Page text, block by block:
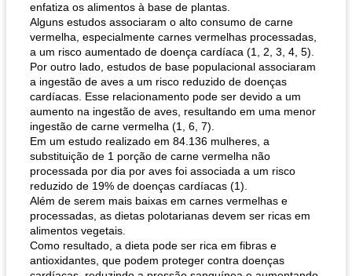
pão plano (out)
enfatiza os alimentos à base de plantas.
Alguns estudos associaram o alto consumo de carne
vermelha, especialmente carnes vermelhas processadas,
a um risco aumentado de doença cardíaca (1, 2, 3, 4, 5).
Por outro lado, estudos de base populacional associaram
a ingestão de aves a um risco reduzido de doenças
cardíacas. Esse relacionamento pode ser devido a um
aumento na ingestão de aves, resultando em uma menor
ingestão de carne vermelha (1, 6, 7).
Em um estudo realizado em 84.136 mulheres, a
substituição de 1 porção de carne vermelha não
processada por dia por aves foi associada a um risco
reduzido de 19% de doenças cardíacas (1).
Além de serem mais baixas em carnes vermelhas e
processadas, as dietas polotarianas devem ser ricas em
alimentos vegetais.
Como resultado, a dieta pode ser rica em fibras e
antioxidantes, que podem proteger contra doenças